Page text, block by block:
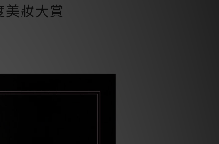
妝大賞